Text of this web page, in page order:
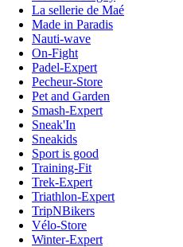
La sellerie de Maé
Made in Paradis
Nauti-wave
On-Fight
Padel-Expert
Pecheur-Store
Pet and Garden
Smash-Expert
Sneak'In
Sneakids
Sport is good
Training-Fit
Trek-Expert
Triathlon-Expert
TripNBikers
Vélo-Store
Winter-Expert